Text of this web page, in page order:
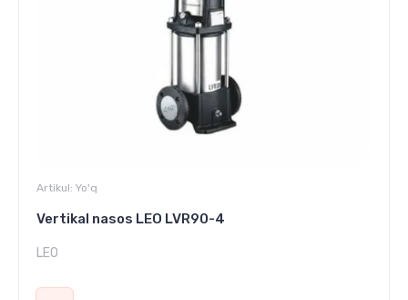
Artikul: Yo'q
Vertikal nasos LEO LVR90-4
LEO